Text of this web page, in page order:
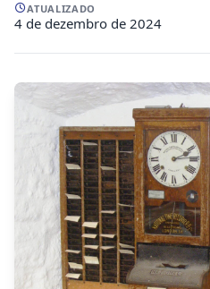
ATUALIZADO
4 de dezembro de 2024